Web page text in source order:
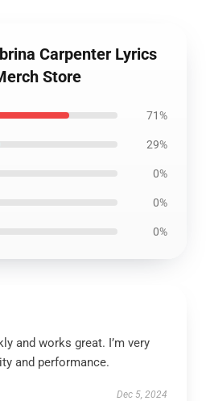
Carpenter Lyrics
Store
71%
29%
0%
0%
0%
and works great. I’m very
and performance.
Dec 5, 2024